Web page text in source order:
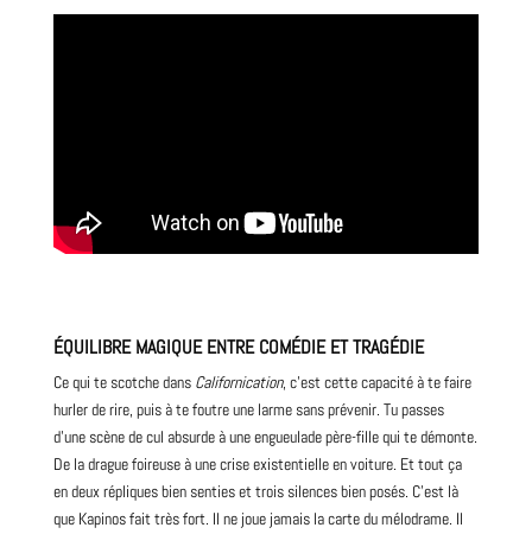
ÉQUILIBRE MAGIQUE ENTRE COMÉDIE ET TRAGÉDIE
Ce qui te scotche dans Californication, c’est cette capacité à te faire
hurler de rire, puis à te foutre une larme sans prévenir. Tu passes
d’une scène de cul absurde à une engueulade père-fille qui te démonte.
De la drague foireuse à une crise existentielle envoiture. Et tout ça
en deux répliques bien senties et trois silences bien posés. C’est là
que Kapinos fait très fort. Il ne joue jamais la carte du mélodrame. Il